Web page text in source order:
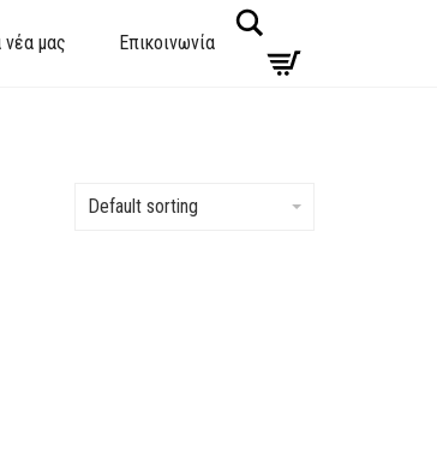
νέα μας Επικοινωνία
Default sorting